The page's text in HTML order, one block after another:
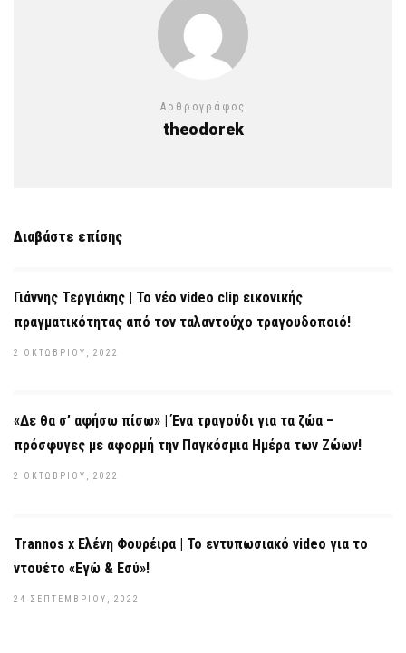
Αρθρογράφος
theodorek
Διαβάστε επίσης
Γιάννης Τεργιάκης | Το νέο video clip εικονικής
πραγματικότητας από τον ταλαντούχο τραγουδοποιό!
2 ΟΚΤΩΒΡΊΟΥ, 2022
«Δε θα σ’ αφήσω πίσω» | Ένα τραγούδι για τα ζώα –
πρόσφυγες με αφορμή την Παγκόσμια Ημέρα των Ζώων!
2 ΟΚΤΩΒΡΊΟΥ, 2022
Trannos x Ελένη Φουρέιρα | Το εντυπωσιακό video για το
ντουέτο «Εγώ & Εσύ»!
24 ΣΕΠΤΕΜΒΡΊΟΥ, 2022